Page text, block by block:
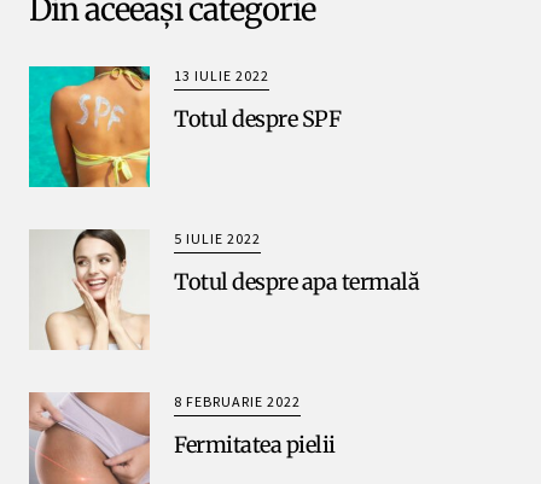
Din aceeași categorie
13 IULIE 2022
Totul despre SPF
5 IULIE 2022
Totul despre apa termală
8 FEBRUARIE 2022
Fermitatea pielii